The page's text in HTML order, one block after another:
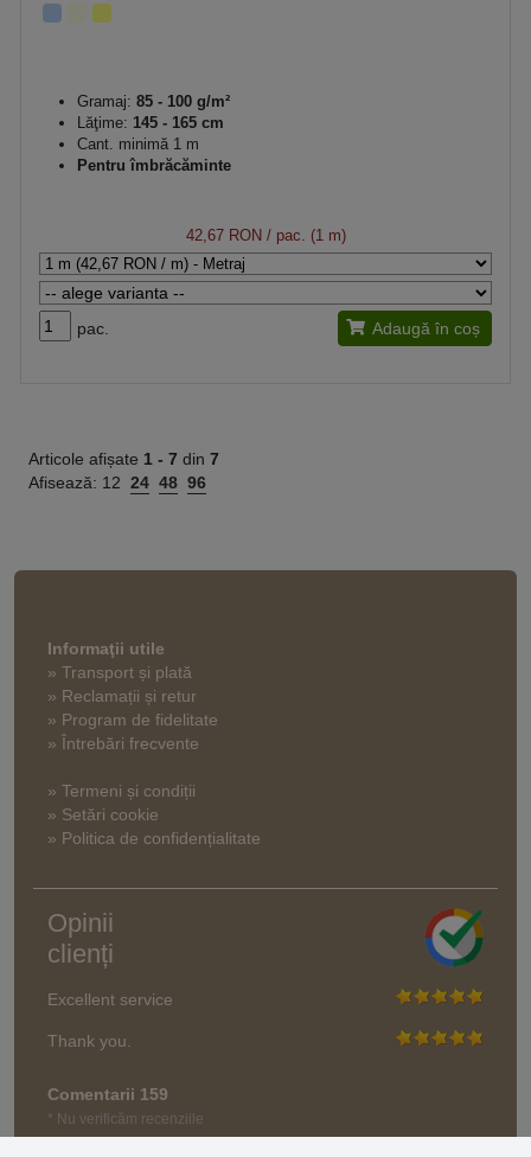
Gramaj: 85 - 100 g/m²
Lăţime: 145 - 165 cm
Cant. minimă 1 m
Pentru îmbrăcăminte
42,67 RON/ pac. (1 m)
pac. Adaugă în coș
Articole afișate 1 - 7 din 7
Afisează: 12 24 48 96
Informaţii utile
» Transport și plată
» Reclamații și retur
» Program de fidelitate
» Întrebări frecvente
» Termeni și condiții
» Setări cookie
» Politica de confidențialitate
Opinii
clienți
Excellent service
Thank you.
Comentarii 159
* Nu verificăm recenziile